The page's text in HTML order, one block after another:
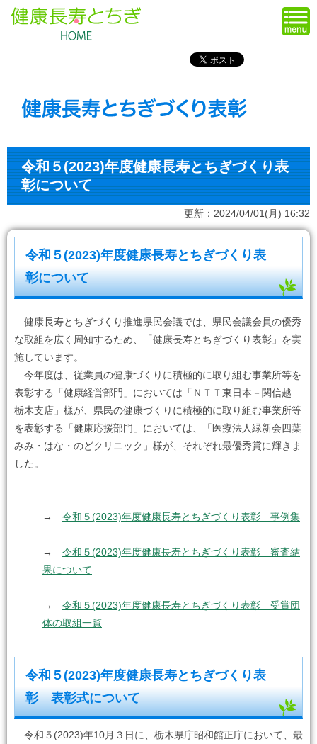
令和５(2023)年度健康長寿とちぎづくり表
彰について
更新：2024/04/01(月) 16:32
令和５(2023)年度健康長寿とちぎづくり表
彰について
健康長寿とちぎづくり推進県民会議では、県民会議会員の優秀
な取組を広く周知するため、「健康長寿とちぎづくり表彰」を実
施しています。
今年度は、従業員の健康づくりに積極的に取り組む事業所等を
表彰する「健康経営部門」においては「ＮＴＴ東日本－関信越
栃木支店」様が、県民の健康づくりに積極的に取り組む事業所等
を表彰する「健康応援部門」においては、「医療法人緑新会四葉
みみ・はな・のどクリニック」様が、それぞれ最優秀賞に輝きま
した。
→ 令和５(2023)年度健康長寿とちぎづくり表彰 事例集
→ 令和５(2023)年度健康長寿とちぎづくり表彰 審査結
果について
→ 令和５(2023)年度健康長寿とちぎづくり表彰 受賞団
体の取組一覧
令和５(2023)年度健康長寿とちぎづくり表
彰 表彰式について
令和５(2023)年10月３日に、栃木県庁昭和館正庁において、最